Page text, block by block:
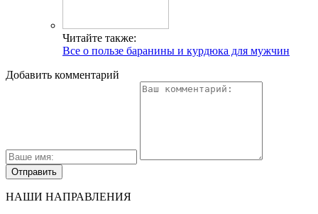
Читайте также:
Все о пользе баранины и курдюка для мужчин
Добавить комментарий
НАШИ НАПРАВЛЕНИЯ